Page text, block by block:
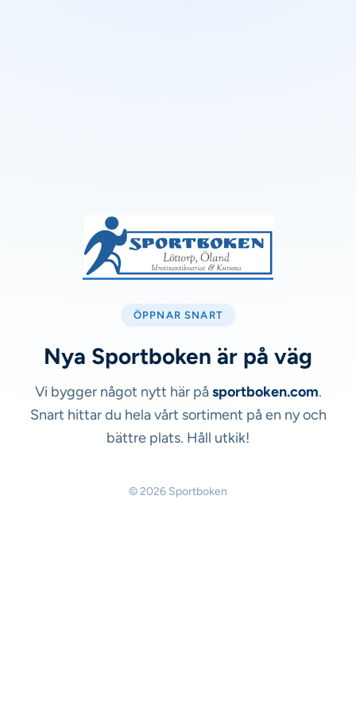
ÖPPNAR SNART
Nya Sportboken är på väg
Vi bygger något nytt här påsportboken.com.
Snart hittar du hela vårt sortiment på en ny och
bättre plats. Håll utkik!
© 2026 Sportboken